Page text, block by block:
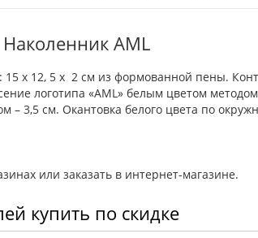
Наколенник AML
х 12, 5 х 2 см из формованной пены.
логотипа «AML» белым цветом
3,5 см. Окантовка белого цвета по
или заказать в интернет-магазине.
купить по скидке